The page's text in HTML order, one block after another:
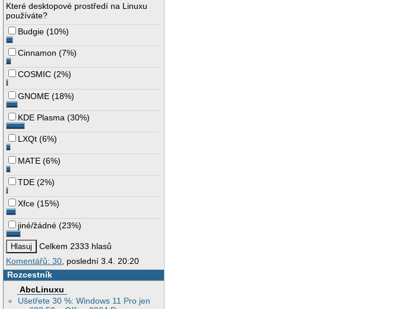
Které desktopové prostředí na Linuxu
používáte?
Budgie (10%)
Cinnamon (7%)
COSMIC (2%)
GNOME (18%)
KDE Plasma (30%)
LXQt (6%)
MATE (6%)
TDE (2%)
Xfce (15%)
jiné/žádné (23%)
Celkem 2333 hlasů
Komentářů: 30, poslední 3.4. 20:20
Rozcestník
AbcLinuxu
Ušetřete 30 %: Windows 11 Pro jen